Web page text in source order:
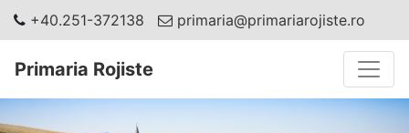
+40.251-372138 primaria@primariarojiste.ro
Primaria Rojiste